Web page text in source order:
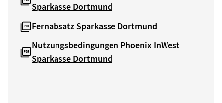
Sparkasse Dortmund
Fernabsatz Sparkasse Dortmund
Nutzungsbedingungen Phoenix InWest
Sparkasse Dortmund